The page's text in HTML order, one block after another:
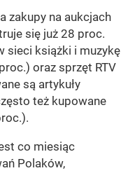
zakupy na aukcjach
się już 28 proc.
sieci książki i muzykę
oraz sprzęt RTV
są artykuły
też kupowane
co miesiąc
Polaków,